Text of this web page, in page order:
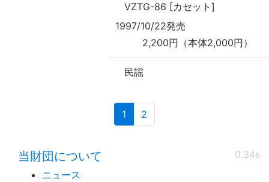
VZTG-86 [カセット]
1997/10/22発売
2,200円（本体2,000円）
民謡
1 (current)
2
0.34s
当財団について
ニュース